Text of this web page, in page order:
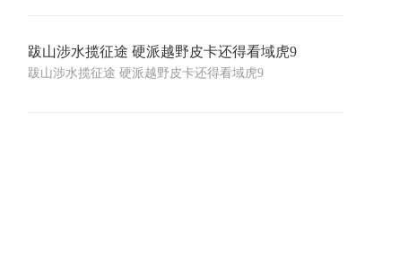
跋山涉水揽征途 硬派越野皮卡还得看域虎9
跋山涉水揽征途 硬派越野皮卡还得看域虎9